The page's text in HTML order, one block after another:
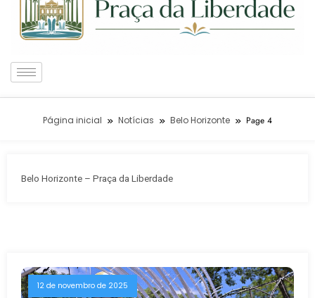
Página inicial Notícias Belo Horizonte Page 4
Belo Horizonte – Praça da Liberdade
12 de novembro de 2025